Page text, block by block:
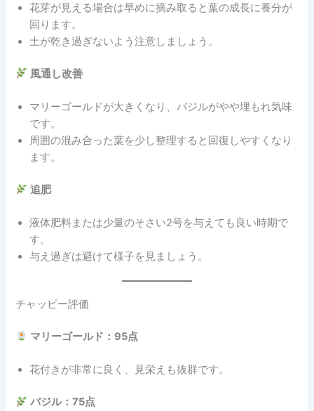
花芽が見える場合は早めに摘み取ると葉の成長に養分が
回ります。
土が乾き過ぎないよう注意しましょう。
風通し改善
マリーゴールドが大きくなり、バジルがやや埋もれ気味
です。
周囲の混み合った葉を少し整理すると回復しやすくなり
ます。
追肥
液体肥料または少量のそさい2号を与えても良い時期で
す。
与え過ぎは避けて様子を見ましょう。
チャッピー評価
マリーゴールド：95点
花付きが非常に良く、見栄えも抜群です。
バジル：75点